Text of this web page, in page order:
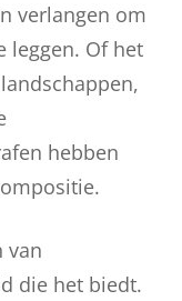
verlangen om
leggen. Of het
hebben
van
die het biedt.